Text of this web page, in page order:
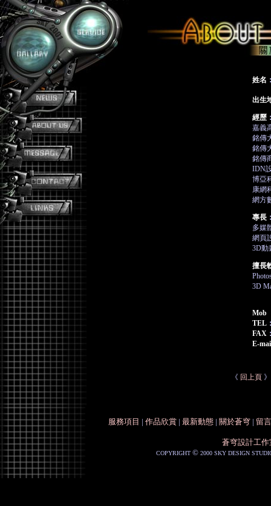
姓名
出生
經歷
嘉義
銘傳
銘傳
銘傳
IDN
博亞
康網
網方
專長
多媒
網頁
3D動
擅長
3D
Mob
TEL
FAX
E-mai
《 回上頁》
服務項目 | 作品欣賞 | 最新動態 | 關於蒼穹 | 留
蒼穹設計工作
COPYRIGHT © 2000 SKY DESIGN